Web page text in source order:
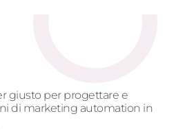
giusto per progettare e
di marketing automation in